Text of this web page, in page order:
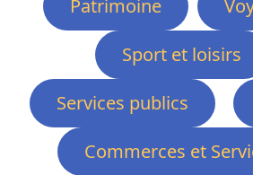
Patrimoine
Sport et loisirs
Services publics
Commerces et